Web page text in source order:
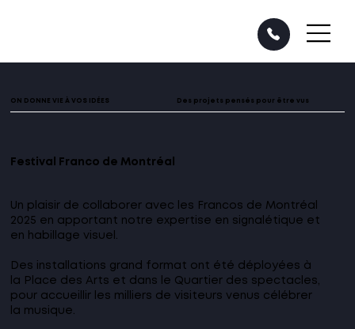
ON DONNE VIE À VOS IDÉES Des projets pensés pour être vus
Festival Franco de Montréal
Un plaisir de collaborer avec les Francos de Montréal
2025 en apportant notre expertise en signalétique et
en habillage visuel.
Des installations grand format ont été déployées à
la Place des Arts et dans le Quartier des spectacles,
pour accueillir les milliers de visiteurs venus célébrer
la musique.